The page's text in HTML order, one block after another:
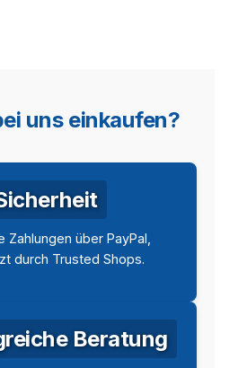
uns einkaufen?
Zahlungen über PayPal,
durch Trusted Shops.
Beratung